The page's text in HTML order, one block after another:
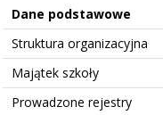
Dane podstawowe
Struktura organizacyjna
Majątek szkoły
Prowadzone rejestry